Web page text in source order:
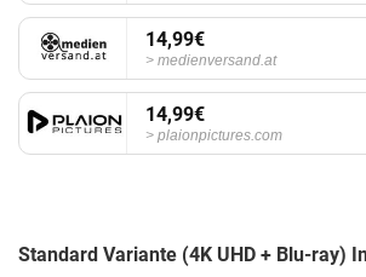
14,99€
medienversand.at
14,99€
plaionpictures.com
Standard Variante (4K UHD + Blu-ray)